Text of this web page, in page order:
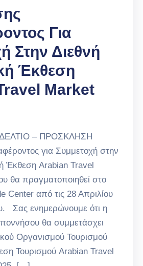
Για
Στην Διεθνή
Έκθεση
Market
– ΠΡΟΣΚΛΗΣΗ
για Συμμετοχή στην
Έκθεση Arabian Travel
θα πραγματοποιηθεί στο
Center από τις 28 Απριλίου
Σας ενημερώνουμε ότι η
θα συμμετάσχει
Οργανισμού Τουρισμού
Τουρισμού Arabian Travel